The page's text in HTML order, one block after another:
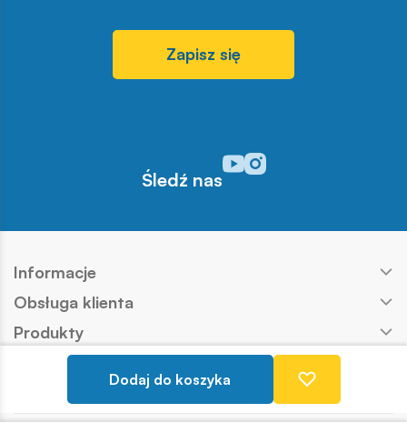
Dodaj do koszyka
Zapisz się
Śledź nas
Odwiedź nasz profil w
Odwiedź nasz profil w
Informacje
Obsługa klienta
Produkty
Kontakt